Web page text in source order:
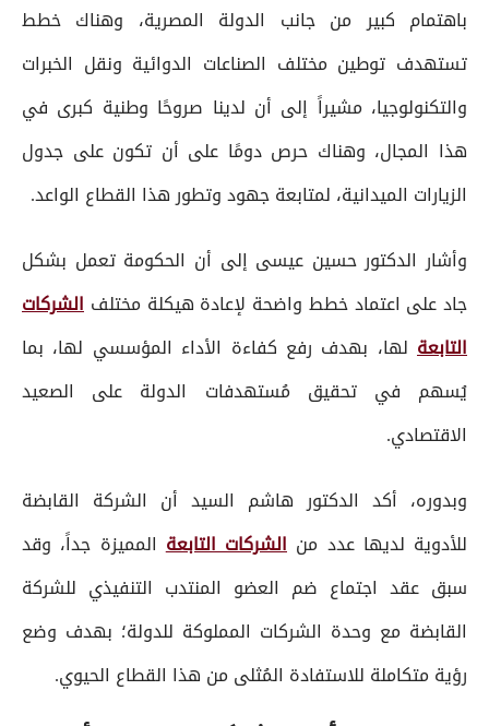
باهتمام كبير من جانب الدولة المصرية، وهناك خطط
تستهدف توطين مختلف الصناعات الدوائية ونقل الخبرات
والتكنولوجيا، مشيراً إلى أن لدينا صروحًا وطنية كبرى في
هذا المجال، وهناك حرص دومًا على أن تكون على جدول
الزيارات الميدانية، لمتابعة جهود وتطور هذا القطاع الواعد.
وأشار الدكتور حسين عيسى إلى أن الحكومة تعمل بشكل
جاد على اعتماد خطط واضحة لإعادة هيكلة مختلف الشركات
التابعة لها، بهدف رفع كفاءة الأداء المؤسسي لها، بما
يُسهم في تحقيق مُستهدفات الدولة على الصعيد
الاقتصادي.
وبدوره، أكد الدكتور هاشم السيد أن الشركة القابضة
للأدوية لديها عدد من الشركات التابعةالمميزة جداً، وقد
سبق عقد اجتماع ضم العضو المنتدب التنفيذي للشركة
القابضة مع وحدة الشركات المملوكة للدولة؛ بهدف وضع
رؤية متكاملة للاستفادة المُثلى من هذا القطاع الحيوي.